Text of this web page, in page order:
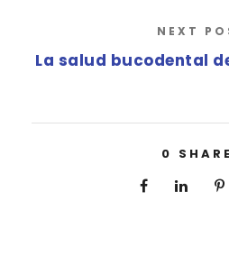
NEXT
La salud bucodental
0